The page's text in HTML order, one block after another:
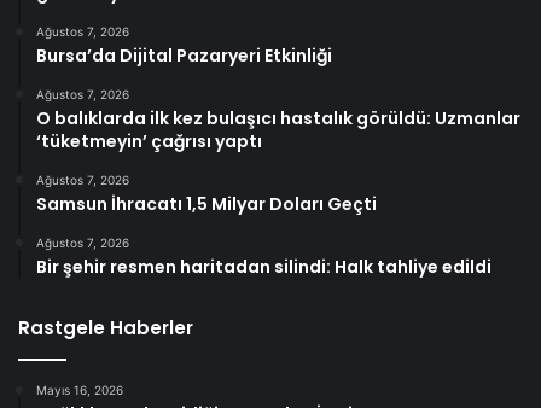
Ağustos 7, 2026
Bursa’da Dijital Pazaryeri Etkinliği
Ağustos 7, 2026
O balıklarda ilk kez bulaşıcı hastalık görüldü: Uzmanlar
‘tüketmeyin’ çağrısı yaptı
Ağustos 7, 2026
Samsun İhracatı 1,5 Milyar Doları Geçti
Ağustos 7, 2026
Bir şehir resmen haritadan silindi: Halk tahliye edildi
Rastgele Haberler
Mayıs 16, 2026